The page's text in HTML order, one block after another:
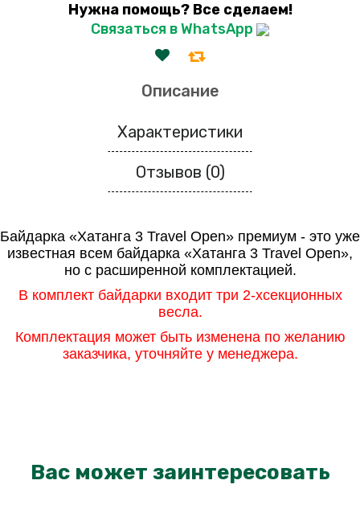
Нужна помощь? Все сделаем!
Связаться в WhatsApp
Описание
Характеристики
Отзывов (0)
Байдарка «Хатанга 3 Travel Open» премиум - это уже
известная всем байдарка «Хатанга 3 Travel Open»,
но с расширенной комплектацией.
В комплект байдарки входит три 2-хсекционных
весла.
Комплектация может быть изменена по желанию
заказчика, уточняйте у менеджера.
Вас может заинтересовать